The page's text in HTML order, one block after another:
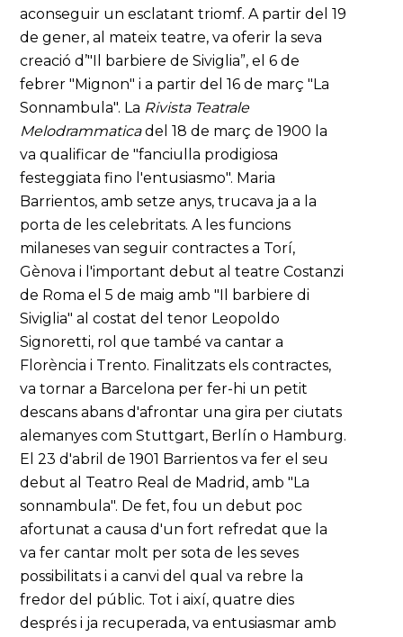
aconseguir un esclatant triomf. A partir del 19
de gener, al mateix teatre, va oferir la seva
creació d’"Il barbiere de Siviglia”, el 6 de
febrer "Mignon" i a partir del 16 de març "La
Sonnambula". La Rivista Teatrale
Melodrammaticadel 18 de març de 1900 la
va qualificar de "fanciulla prodigiosa
festeggiata fino l'entusiasmo". Maria
Barrientos, amb setze anys, trucava ja a la
porta de les celebritats. A les funcions
milaneses van seguir contractes a Torí,
Gènova i l'important debut al teatre Costanzi
de Roma el 5 de maig amb "Il barbiere di
Siviglia" al costat del tenor Leopoldo
Signoretti, rol que també va cantar a
Florència i Trento. Finalitzats els contractes,
va tornar a Barcelona per fer-hi un petit
descans abans d'afrontar una gira per ciutats
alemanyes com Stuttgart, Berlín o Hamburg.
El 23 d'abril de 1901 Barrientos va fer el seu
debut al Teatro Real de Madrid, amb "La
sonnambula". De fet, fou un debut poc
afortunat a causa d'un fort refredat que la
va fer cantar molt per sota de les seves
possibilitats i a canvi del qual va rebre la
fredor del públic. Tot i així, quatre dies
després i ja recuperada, va entusiasmar amb